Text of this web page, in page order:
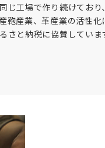
じ工場で作り続けてお
鞄産業、革産業の活性
さと納税に協賛していま